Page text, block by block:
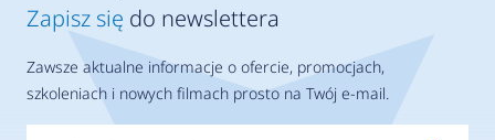
Zapisz się do newslettera
Zawsze aktualne informacje o ofercie, promocjach,
szkoleniach i nowych filmach prosto na Twój e-mail.